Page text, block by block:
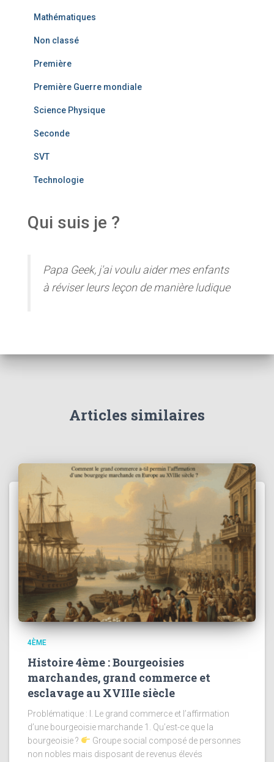
Mathématiques
Non classé
Première
Première Guerre mondiale
Science Physique
Seconde
SVT
Technologie
Qui suis je ?
Papa Geek, j'ai voulu aider mes enfants
à réviser leurs leçon de manière ludique
Articles similaires
4ÈME
Histoire 4ème : Bourgeoisies
marchandes, grand commerce et
esclavage au XVIIIe siècle
Problématique : I. Le grand commerce et l’affirmation
d’une bourgeoisie marchande 1. Qu’est-ce que la
bourgeoisie ?
Groupe social composé de personnes
non nobles mais disposant de revenus élevés